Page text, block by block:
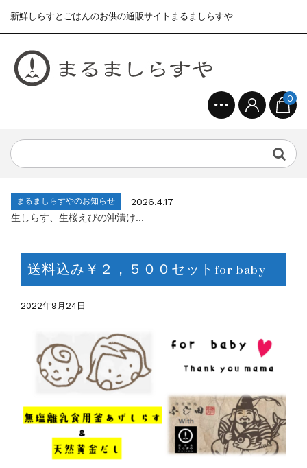
新鮮しらすとごはんのお供の通販サイトまるましらすや
0
夏の贈り物...
まるましらすやのお知らせ
2026.5.13
まるましらすやのお知らせ
2026.4.17
生しらす、生桜えびの沖漬け...
まるましらすやのお知らせ
2026.1.15
まるましらすやのお知らせ
まるましらすやのお知らせ
父の日の贈り物...
まるましらすやのお知らせ
2026.4.17
生しらす、生桜えびの沖漬け...
2026.3.21
しらす、桜えび新漁始まりました！！...
まるましらすやのお知らせ
合格を❝しらす❞！！知らせよう！...
送料込み￥２，５００セットfor baby
2022年9月24日